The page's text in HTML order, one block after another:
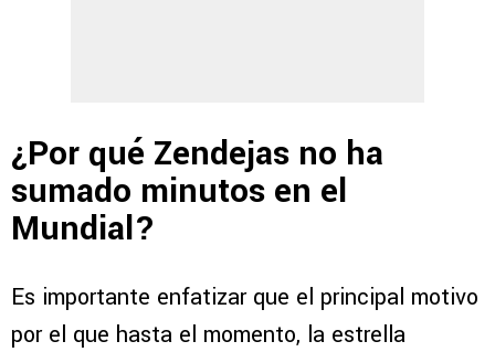
¿Por qué Zendejas no ha
sumado minutos en el
Mundial?
Es importante enfatizar que el principal motivo
por el que hasta el momento, la estrella